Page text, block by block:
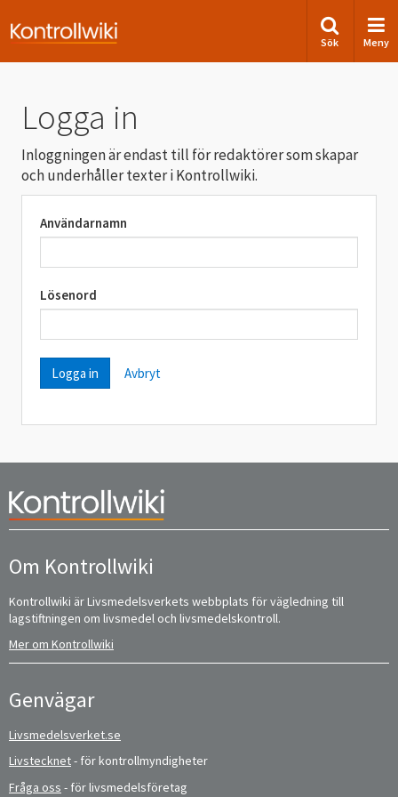
Sök Meny
Logga in
Inloggningen är endast till för redaktörer som skapar
och underhåller texter i Kontrollwiki.
Användarnamn
Lösenord
Avbryt
Om Kontrollwiki
Kontrollwiki är Livsmedelsverkets webbplats för vägledning till
lagstiftningen om livsmedel och livsmedelskontroll.
Mer om Kontrollwiki
Genvägar
Livsmedelsverket.se
Livstecknet- för kontrollmyndigheter
Fråga oss - för livsmedelsföretag